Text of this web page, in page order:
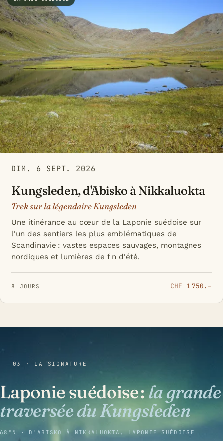
DIM. 6 SEPT. 2026
Kungsleden, d'Abisko à Nikkaluokta
Trek sur la légendaire Kungsleden
Une itinérance au cœur de la Laponie suédoise sur
l'un des sentiers les plus emblématiques de
Scandinavie : vastes espaces sauvages, montagnes
nordiques et lumières de fin d'été.
8 JOURS CHF 1 750.–
03 · LA SIGNATURE
Laponie suédoise :la grande
traversée du Kungsleden
68°N · D'ABISKO À NIKKALUOKTA, LAPONIE SUÉDOISE